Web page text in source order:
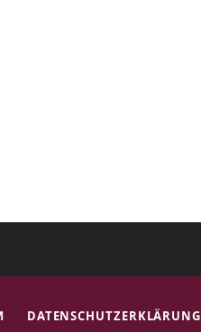
DATENSCHUTZERKLÄRUNG